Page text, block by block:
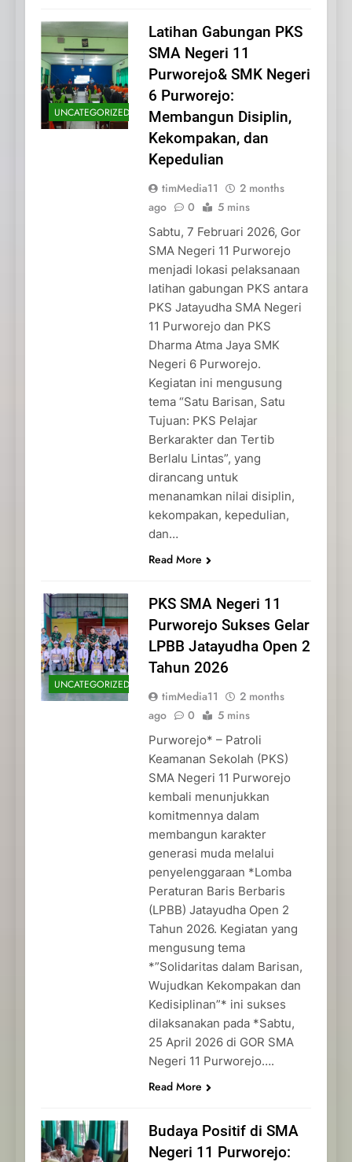
UNCATEGORIZED
Latihan Gabungan PKS
SMA Negeri 11
Purworejo& SMK Negeri
6 Purworejo:
Membangun Disiplin,
Kekompakan, dan
Kepedulian
timMedia11
2 months
ago
0 5 mins
Sabtu, 7 Februari 2026, Gor
SMA Negeri 11 Purworejo
menjadi lokasi pelaksanaan
latihan gabungan PKS antara
PKS Jatayudha SMA Negeri
11 Purworejo dan PKS
Dharma Atma Jaya SMK
Negeri 6 Purworejo.
Kegiatan ini mengusung
tema “Satu Barisan, Satu
Tujuan: PKS Pelajar
Berkarakter dan Tertib
Berlalu Lintas”, yang
dirancang untuk
menanamkan nilai disiplin,
kekompakan, kepedulian,
dan…
Read More
UNCATEGORIZED
PKS SMA Negeri 11
Purworejo Sukses Gelar
LPBB Jatayudha Open 2
Tahun 2026
timMedia11
2 months
ago
0 5 mins
Purworejo* – Patroli
Keamanan Sekolah (PKS)
SMA Negeri 11 Purworejo
kembali menunjukkan
komitmennya dalam
membangun karakter
generasi muda melalui
penyelenggaraan *Lomba
Peraturan Baris Berbaris
(LPBB) Jatayudha Open 2
Tahun 2026. Kegiatan yang
mengusung tema
*”Solidaritas dalam Barisan,
Wujudkan Kekompakan dan
Kedisiplinan”* ini sukses
dilaksanakan pada *Sabtu,
25 April 2026 di GOR SMA
Negeri 11 Purworejo….
Read More
Budaya Positif di SMA
Negeri 11 Purworejo: